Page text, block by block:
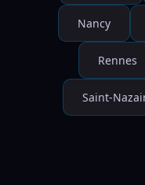
Nancy
Rennes
Saint-